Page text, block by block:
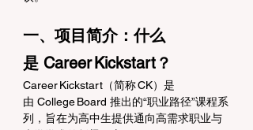
一、项目简介：什么
是 Career Kickstart？
Career Kickstart（简称 CK）是
由 College Board 推出的“职业路径”课程系
列，旨在为高中生提供通向高需求职业与